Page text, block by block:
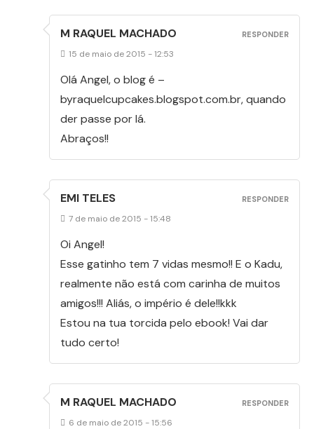
M RAQUEL MACHADO
15 de maio de 2015 - 12:53
Olá Angel, o blog é –
byraquelcupcakes.blogspot.com.br, quando
der passe por lá.
Abraços!!
RESPONDER
EMI TELES
7 de maio de 2015 - 15:48
Oi Angel!
Esse gatinho tem 7 vidas mesmo!! E o Kadu,
realmente não está com carinha de muitos
amigos!!! Aliás, o império é dele!!kkk
Estou na tua torcida pelo ebook! Vai dar
tudo certo!
RESPONDER
M RAQUEL MACHADO
6 de maio de 2015 - 15:56
RESPONDER